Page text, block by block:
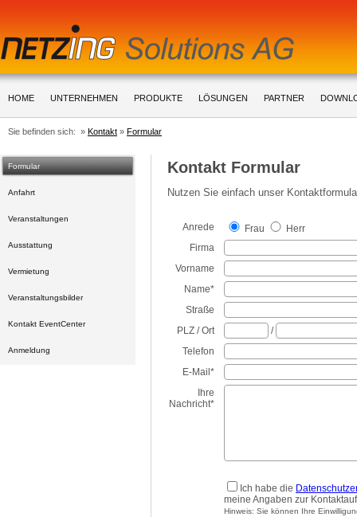
HOME UNTERNEHMEN PRODUKTE LÖSUNGEN PARTNER
Sie befinden sich: » Kontakt » Formular
Formular
Anfahrt
Veranstaltungen
Ausstattung
Vermietung
Veranstaltungsbilder
Kontakt EventCenter
Anmeldung
Kontakt Formular
Nutzen Sie einfach unser
Anrede Frau
Herr
Firma
Vorname
Name*
Straße
PLZ / Ort
/
Telefon
E-Mail*
Ihre
Nachricht*
Ich habe die
meine Angaben zur
Hinweis: Sie können Ihre